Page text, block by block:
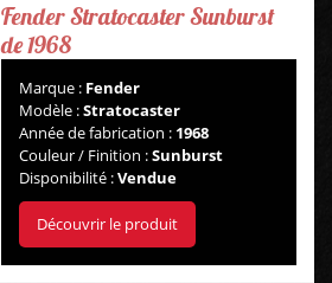
Fender Stratocaster Sunburst
de 1968
Marque : Fender
Modèle :Stratocaster
Année de fabrication : 1968
Couleur / Finition :Sunburst
Disponibilité :Vendue
Découvrir le produit